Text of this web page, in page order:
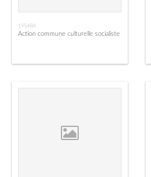
195484
Action commune culturelle socialiste